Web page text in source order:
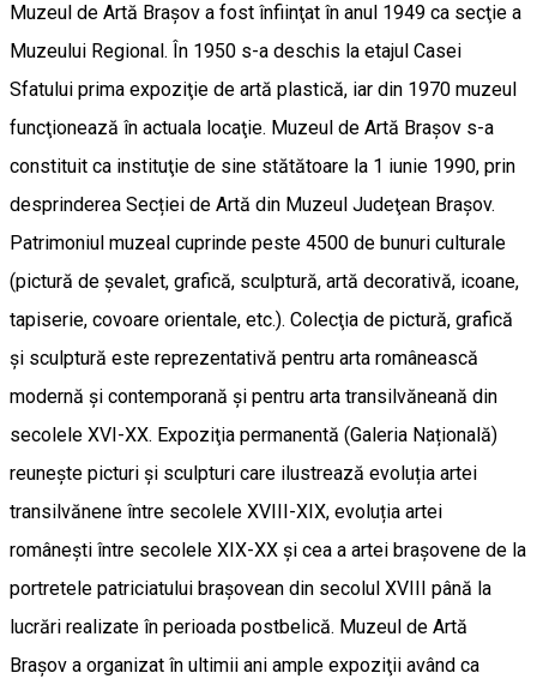
Muzeul de Artă Brașov a fost înfiinţat în anul 1949 ca secţie a
Muzeului Regional. În 1950 s-a deschis la etajul Casei
Sfatului prima expoziţie de artă plastică, iar din 1970 muzeul
funcţionează în actuala locaţie. Muzeul de Artă Braşov s-a
constituit ca instituţie de sine stătătoare la 1 iunie 1990, prin
desprinderea Secției de Artă din Muzeul Judeţean Braşov.
Patrimoniul muzeal cuprinde peste 4500 de bunuri culturale
(pictură de şevalet, grafică, sculptură, artă decorativă, icoane,
tapiserie, covoare orientale, etc.). Colecţia de pictură, grafică
şi sculptură este reprezentativă pentru arta românească
modernă şi contemporană şi pentru arta transilvăneană din
secolele XVI-XX. Expoziţia permanentă (Galeria Națională)
reunește picturi și sculpturi care ilustrează evoluția artei
transilvănene între secolele XVIII-XIX, evoluția artei
românești între secolele XIX-XX și cea a artei brașovene de la
portretele patriciatului brașovean din secolul XVIII până la
lucrări realizate în perioada postbelică. Muzeul de Artă
Braşov a organizat în ultimii ani ample expoziţii având ca